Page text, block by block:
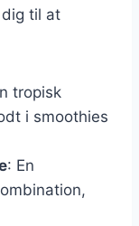
til at
tropisk
i smoothies
: En